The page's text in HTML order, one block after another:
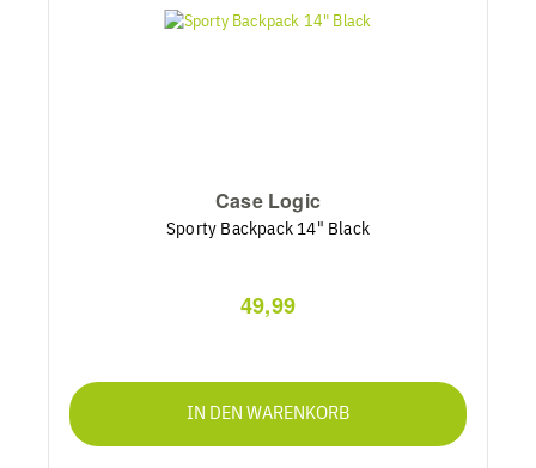
Case Logic
Sporty Backpack 14" Black
49,99
IN DEN WARENKORB